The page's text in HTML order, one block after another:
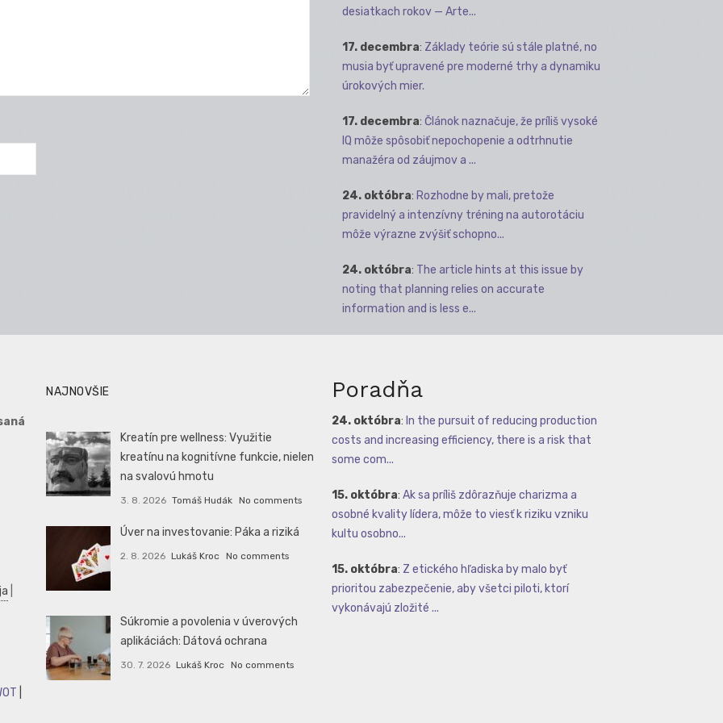
desiatkach rokov — Arte...
17. decembra: Základy teórie sú stále platné, no
musia byť upravené pre moderné trhy a dynamiku
úrokových mier.
17. decembra: Článok naznačuje, že príliš vysoké
IQ môže spôsobiť nepochopenie a odtrhnutie
manažéra od záujmov a ...
24. októbra: Rozhodne by mali, pretože
pravidelný a intenzívny tréning na autorotáciu
môže výrazne zvýšiť schopno...
24. októbra: The article hints at this issue by
noting that planning relies on accurate
information and is less e...
NAJNOVŠIE
Kreatín pre wellness: Využitie
kreatínu na kognitívne funkcie, nielen
na svalovú hmotu
3. 8. 2026 Tomáš Hudák No comments
Úver na investovanie: Páka a riziká
2. 8. 2026 Lukáš Kroc No comments
Súkromie a povolenia v úverových
aplikáciách: Dátová ochrana
30. 7. 2026 Lukáš Kroc No comments
Poradňa
24. októbra: In the pursuit of reducing production
costs and increasing efficiency, there is a risk that
some com...
15. októbra: Ak sa príliš zdôrazňuje charizma a
osobné kvality lídera, môže to viesť k riziku vzniku
kultu osobno...
15. októbra: Z etického hľadiska by malo byť
prioritou zabezpečenie, aby všetci piloti, ktorí
vykonávajú zložité ...